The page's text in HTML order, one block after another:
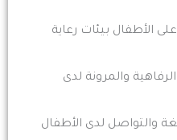
الأطفال بيئات رعاية
والمرونة لدى
والتواصل لدى الأطفال